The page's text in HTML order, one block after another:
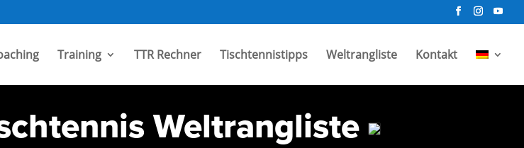
Training TTR Rechner Tischtennistipps Weltrangliste Kontakt
Weltrangliste